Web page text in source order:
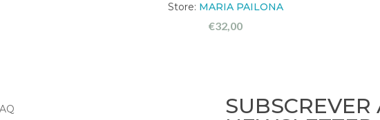
Store: MARIA PAILONA
€32,00
SUBSCREVER